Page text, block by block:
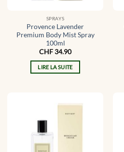
SPRAYS
Provence Lavender
Premium Body Mist Spray
100ml
CHF34.90
LIRE LA SUITE